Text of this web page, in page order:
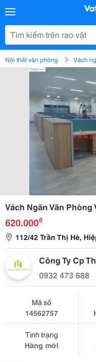
Nội thất văn phòng Vách
Vách Ngăn Văn Phòng
620.000₫
112/42 Trần Thị Hè,
Công Ty Cp
0932 473 688
Mã số
14562757
Tình trạng
Hàng mới